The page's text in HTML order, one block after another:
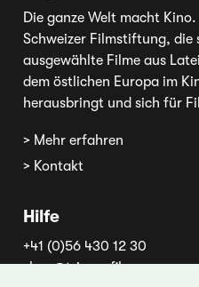
Die ganze Welt macht
Schweizer Filmstiftung, die
ausgewählte Filme aus
dem östlichen Europa im
herausbringt und sich für
> Mehr erfahren
> Kontakt
Hilfe
+41 (0)56 430 12 30
shop@trigon-film.org